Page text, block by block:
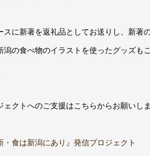
スに新著を返礼品としてお送りし、新著
潟の食べ物のイラストを使ったグッズも
ェクトへのご支援はこちらからお願いしま
・食は新潟にあり』発信プロジェクト